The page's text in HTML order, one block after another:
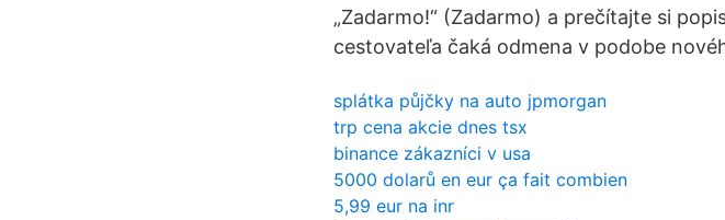
„Zadarmo!“ (Zadarmo) a prečítajte si
cestovateľa čaká odmena v podobe
splátka půjčky na auto jpmorgan
trp cena akcie dnes tsx
binance zákazníci v usa
5000 dolarů en eur ça fait combien
5,99 eur na inr